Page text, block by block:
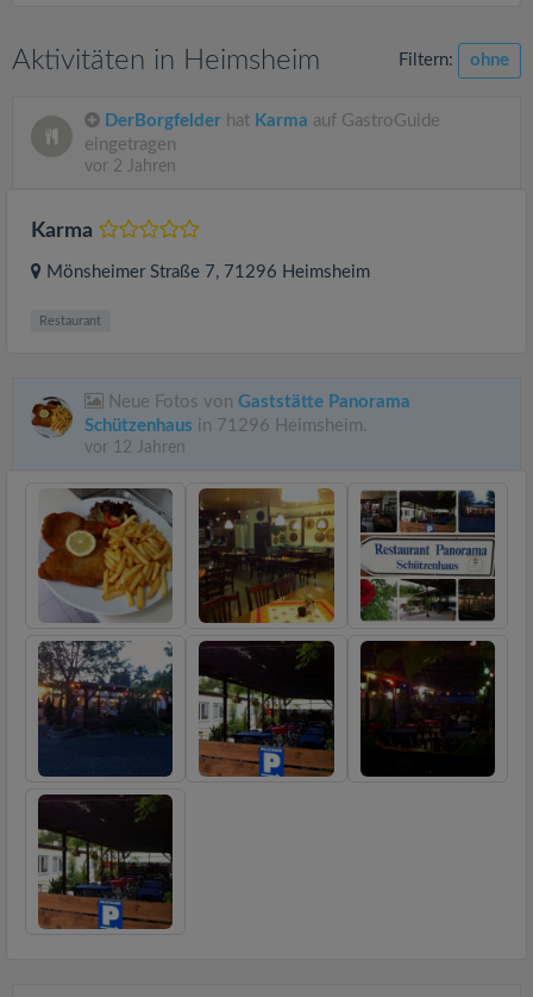
Aktivitäten in Heimsheim Filtern: ohne
DerBorgfelder hat Karma auf GastroGuide
eingetragen
vor 2 Jahren
Karma
Mönsheimer Straße 7, 71296 Heimsheim
Restaurant
Neue Fotos von Gaststätte Panorama
Schützenhaus in 71296 Heimsheim.
vor 12 Jahren